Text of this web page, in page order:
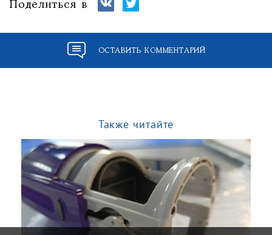
Поделиться в
ОСТАВИТЬ КОММЕНТАРИЙ
Также читайте